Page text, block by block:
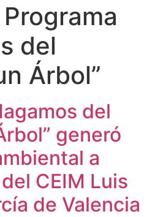
Programa
del
Árbol”
del
generó
a
CEIM Luis
de Valencia